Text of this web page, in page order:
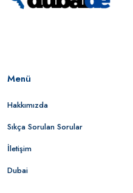
Menü
Hakkımızda
Sıkça Sorulan Sorular
İletişim
Dubai